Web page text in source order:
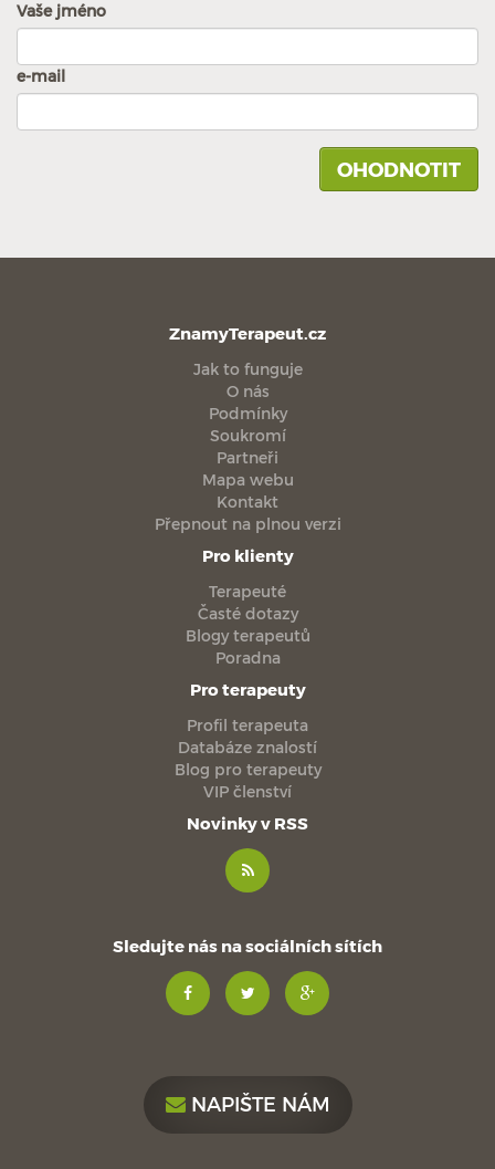
Vaše jméno
e-mail
ZnamyTerapeut.cz
Jak to funguje
O nás
Podmínky
Soukromí
Partneři
Mapa webu
Kontakt
Přepnout na plnou verzi
Pro klienty
Terapeuté
Časté dotazy
Blogy terapeutů
Poradna
Pro terapeuty
Profil terapeuta
Databáze znalostí
Blog pro terapeuty
VIP členství
Novinky v RSS
Sledujte nás na sociálních sítích
NAPIŠTE NÁM